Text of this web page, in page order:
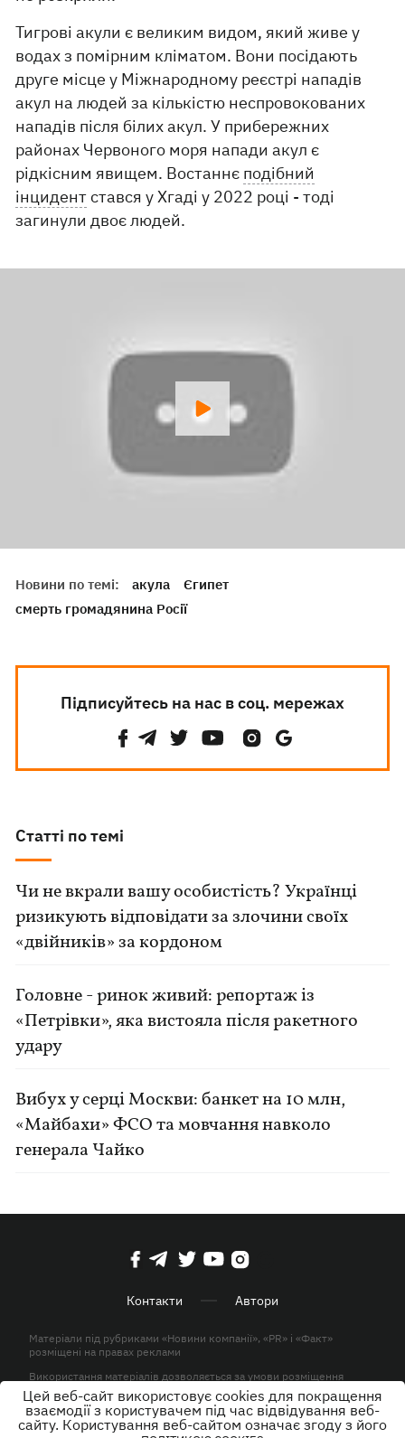
Тигрові акули є великим видом, який живе у
водах з помірним кліматом. Вони посідають
друге місце у Міжнародному реєстрі нападів
акул на людей за кількістю неспровокованих
нападів після білих акул. У прибережних
районах Червоного моря напади акул є
рідкісним явищем. Востаннє подібний
інцидентстався у Хгаді у 2022 році - тоді
загинули двоє людей.
Новини по темі: акула
Єгипет
смерть громадянина Росії
Підписуйтесь на нас в соц. мережах
Статті по темі
Чи не вкрали вашу особистість? Українці
ризикують відповідати за злочини своїх
«двійників» за кордоном
Головне - ринок живий: репортаж із
«Петрівки», яка вистояла після ракетного
удару
Вибух у серці Москви: банкет на 10 млн,
«Майбахи» ФСО та мовчання навколо
генерала Чайко
Контакти Автори
Матеріали під рубриками «Новини компанії», «PR» і «Факт»
розміщені на правах реклами
Використання матеріалів дозволяється за умови розміщення
активного гіперпосилання на KP.UA в першому абзаці.
© ТОВ «ЮЛАВ МЕДІА» 2026. Всі права захищені.
Цей веб-сайт використовує cookies для покращення
взаємодії з користувачем під час відвідування веб-
сайту. Користування веб-сайтом означає згоду з його